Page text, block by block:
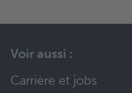
Voir aussi :
Carrière et jobs